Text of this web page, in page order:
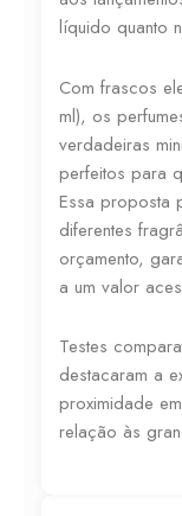
líquido quanto
Com frascos
ml), os
verdadeiras
perfeitos para
Essa proposta
diferentes
orçamento,
a um valor
Testes
destacaram a
proximidade
relação às